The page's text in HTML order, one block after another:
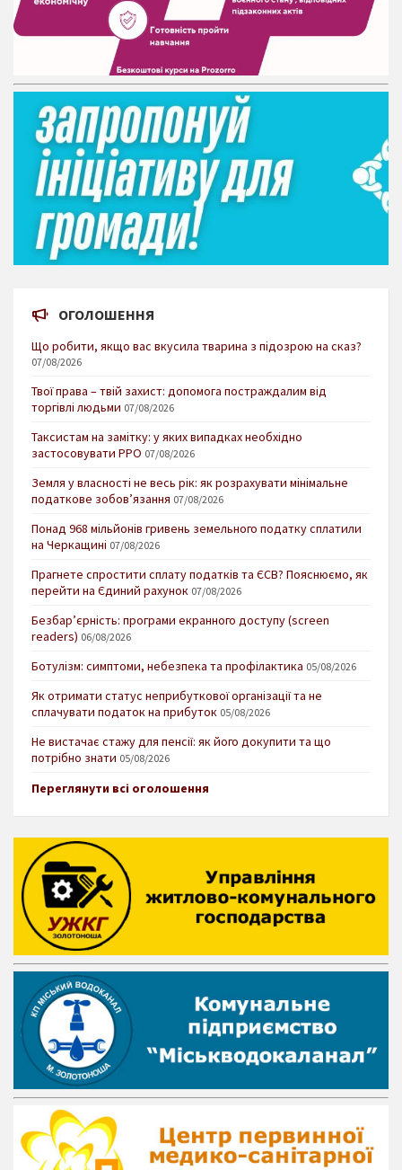
ОГОЛОШЕННЯ
Що робити, якщо вас вкусила тварина з підозрою на сказ?
07/08/2026
Твої права – твій захист: допомога постраждалим від
торгівлі людьми 07/08/2026
Таксистам на замітку: у яких випадках необхідно
застосовувати РРО 07/08/2026
Земля у власності не весь рік: як розрахувати мінімальне
податкове зобов’язання 07/08/2026
Понад 968 мільйонів гривень земельного податку сплатили
на Черкащині 07/08/2026
Прагнете спростити сплату податків та ЄСВ? Пояснюємо, як
перейти на Єдиний рахунок 07/08/2026
Безбар’єрність: програми екранного доступу (screen
readers) 06/08/2026
Ботулізм: симптоми, небезпека та профілактика 05/08/2026
Як отримати статус неприбуткової організації та не
сплачувати податок на прибуток 05/08/2026
Не вистачає стажу для пенсії: як його докупити та що
потрібно знати 05/08/2026
Переглянути всі оголошення